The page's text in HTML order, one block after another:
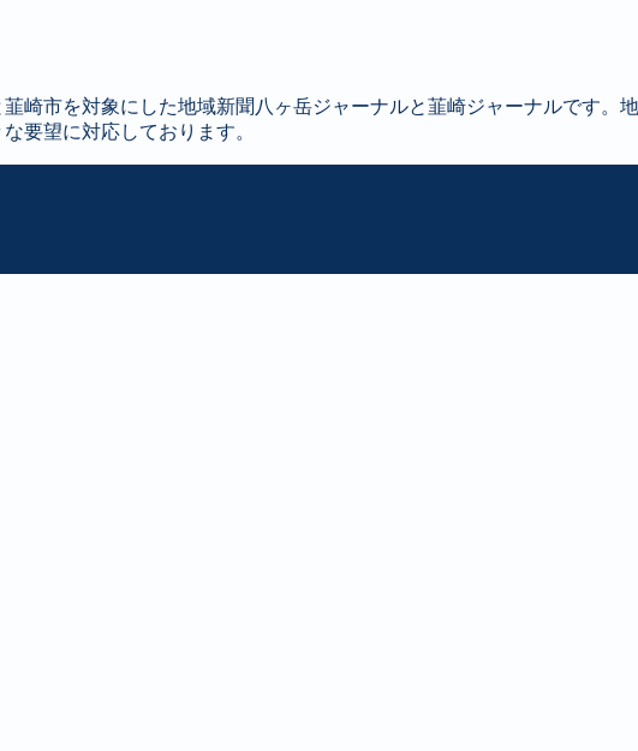
崎市を対象にした地域新聞八ヶ岳ジャーナルと韮崎ジャーナルです。
要望に対応しております。